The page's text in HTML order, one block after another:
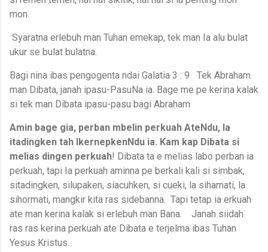
mon.
Syaratna erlebuh man Tuhan emekap, tek man Ia alu bulat
ukur se bulat bulatna.
Bagi nina ibas pengogenta ndai Galatia 3 : 9 Tek Abraham
man Dibata, janah ipasu-PasuNa ia. Bage me pe kerina kalak
si tek man Dibata ipasu-pasu bagi Abraham
Amin bage gia, perban mbelin perkuah AteNdu, la
itadingken tah IkernepkenNdu ia. Kam kap Dibata si
melias dingen perkuah! Dibata ta e melias labo perban ia
perkuah, tapi Ia perkuah aminna pe berkali kali si simbak,
sitadingken, silupaken, siacuhken, si cueki, la sihamati, la
sihormati, mangkir kita ras sidebanna. Tapi tetap ia erkuah
ate man kerina kalak si erlebuh man Bana. Janah siidah
ras ras kerina perkuah ate Dibata e terjelma ibas Tuhan
Yesus Kristus.